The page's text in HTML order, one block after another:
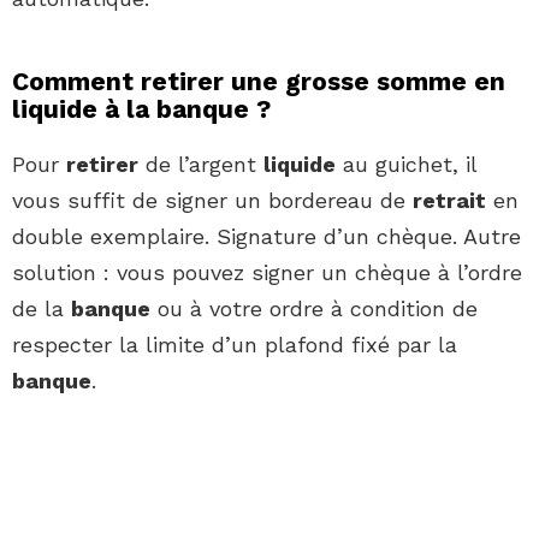
Comment retirer une grosse somme en
liquide à la banque ?
Pour retirer de l’argent liquide au guichet, il
vous suffit de signer un bordereau de retrait en
double exemplaire. Signature d’un chèque. Autre
solution : vous pouvez signer un chèque à l’ordre
de la banque ou à votre ordre à condition de
respecter la limite d’un plafond fixé par la
banque.